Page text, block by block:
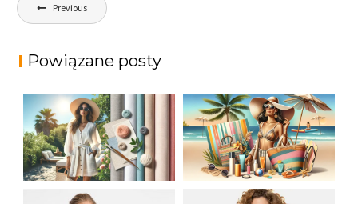
wpisu
Previous
Powiązane posty
LETNIA MODA
PLAŻOWA: STROJE
KĄPIELOWE I
JAK STYLOWO
PRZETRWAĆ UPALNE
DNI: NAJLEPSZE